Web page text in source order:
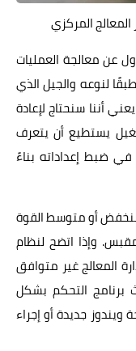
المركزي
عن معالجة العمليات
لنوعه والجيل الذي
أننا سنحتاج لإعادة
يستطيع أن يتعرف
في ضبط إعداداته بناءً
منخفض أو متوسط القوة
وإذا اتضح لنظام
المعالج غير متوافق
برنامج التحكم بشكل
ويندوز جديدة أو إجراء